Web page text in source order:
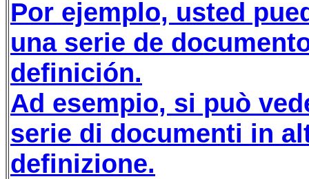
Por ejemplo, usted
una serie de
definición.
Ad esempio, si può
serie di documenti in
definizione.